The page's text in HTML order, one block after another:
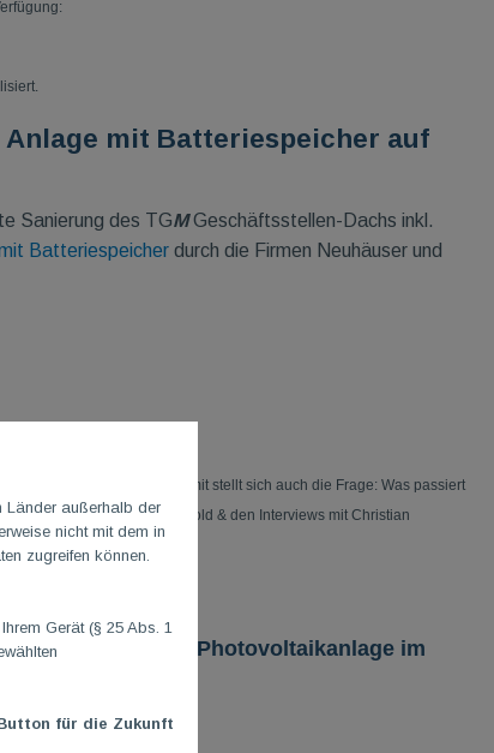
mit Batteriespeicher auf
Sanierung des TGMGeschäftsstellen-Dachs inkl.
Batteriespeicherdurch die Firmen Neuhäuser und
kommt bestimmt. Und damit stellt sich auch die Frage: Was passiert
Bericht von Stefan Kersthold & den Interviews mit Christian
unserer TGM-Photovoltaikanlage im
Länder außerhalb der
nicht mit dem in
zugreifen können.
Gerät (§ 25 Abs. 1
für die Zukunft